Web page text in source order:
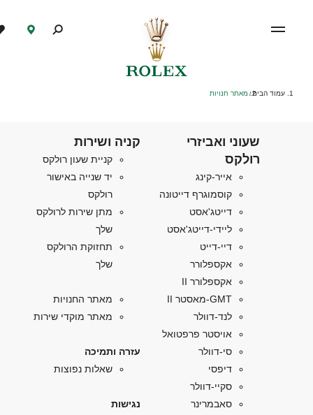
עמוד הבית/ מאתר חנויות
שעוני ואביזרי
רולקס
אייר-קינג
קוסמוגרף דייטונה
דייטג'אסט
ליידי-דייטג'אסט
דיי-דייט
אקספלורר
אקספלורר II
GMT-מאסטר II
לנד-דוולר
אויסטר פרפטואל
סי-דוולר
דיפסי
סקיי-דוולר
סאבמרינר
קניה ושירות
קניית שעון רולקס
יד שנייה באישור
רולקס
מתן שירות לרולקס
שלך
תחזוקת הרולקס
שלך
מאתר החנויות
מאתר מוקדי שירות
עזרה ותמיכה
שאלות נפוצות
נגישות